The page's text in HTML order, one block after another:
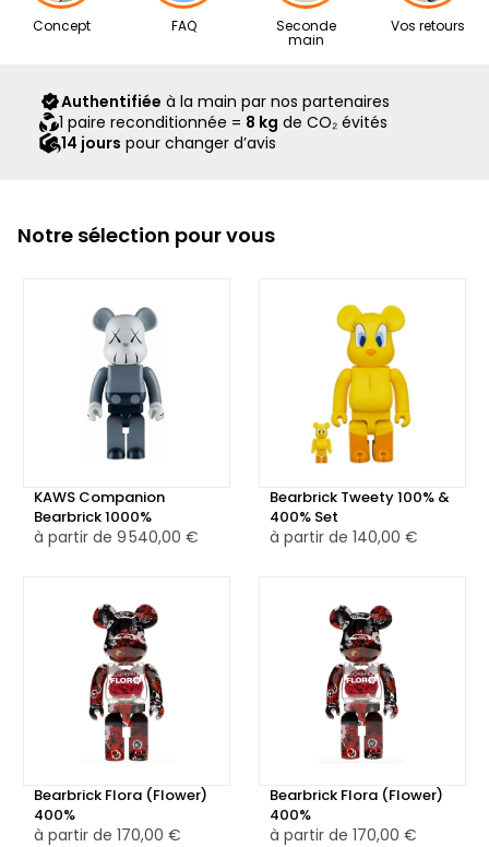
revendeurs partenaires, sélectionnés avec soin pour leur
scellé Second Step attestant qu’ils ont été contrôlés et
expédiés par notre équipe.
Concept FAQ Seconde
main
Vos retours
Authentifiée à la main par nos partenaires
1 paire reconditionnée = 8 kg de CO₂ évités
14 jours pour changer d’avis
Notre sélection pour vous
KAWS Companion
Bearbrick 1000%
à partir de 9 540,00 €
Bearbrick Tweety 100% &
400% Set
à partir de 140,00 €
Bearbrick Flora (Flower)
400%
à partir de 170,00 €
Bearbrick Flora (Flower)
400%
à partir de 170,00 €